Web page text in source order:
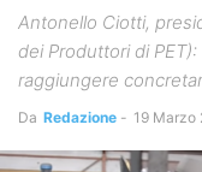
Antonello Ciotti,
dei Produttori di
raggiungere
Da Redazione - 19 Marzo